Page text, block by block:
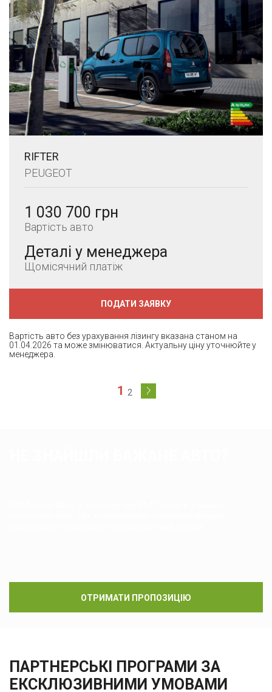
RIFTER
PEUGEOT
1 030 700 грн
Вартість авто
Деталі у менеджера
Щомісячний платіж
ПОДАТИ ЗАЯВКУ
Вартість авто без урахування лізингу вказана станом на
01.04.2026 та може змінюватися. Актуальну ціну уточнюйте у
менеджера.
1 2
ОТРИМАТИ ПРОПОЗИЦІЮ
ПАРТНЕРСЬКІ ПРОГРАМИ ЗА
ЕКСКЛЮЗИВНИМИ УМОВАМИ